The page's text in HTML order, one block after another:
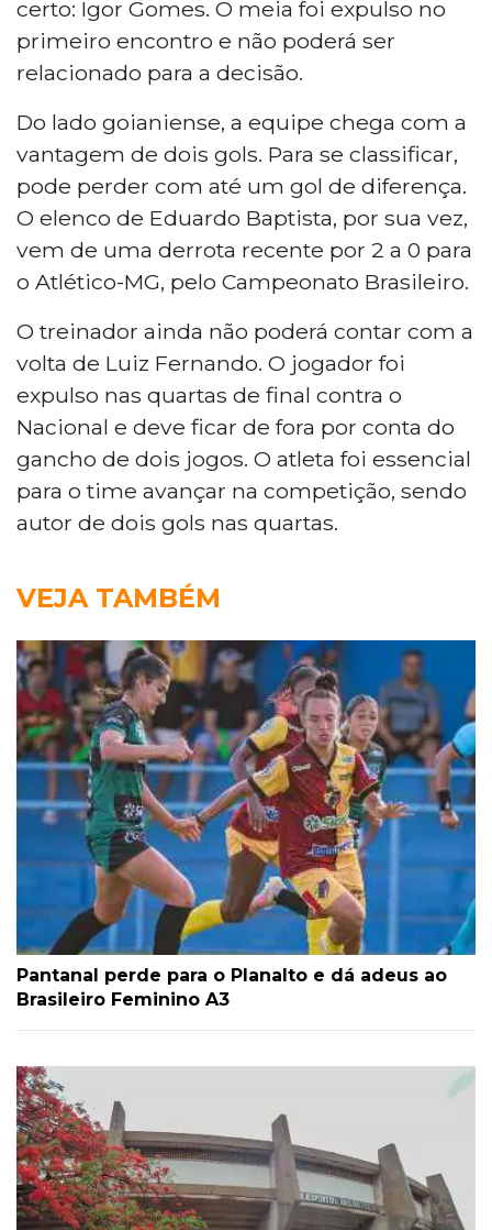
certo: Igor Gomes. O meia foi expulso no
primeiro encontro e não poderá ser
relacionado para a decisão.
Do lado goianiense, a equipe chega com a
vantagem de dois gols. Para se classificar,
pode perder com até um gol de diferença.
O elenco de Eduardo Baptista, por sua vez,
vem de uma derrota recente por 2 a 0 para
o Atlético-MG, pelo Campeonato Brasileiro.
O treinador ainda não poderá contar com a
volta de Luiz Fernando. O jogador foi
expulso nas quartas de final contra o
Nacional e deve ficar de fora por conta do
gancho de dois jogos. O atleta foi essencial
para o time avançar na competição, sendo
autor de dois gols nas quartas.
VEJA TAMBÉM
Pantanal perde para o Planalto e dá adeus ao
Brasileiro Feminino A3